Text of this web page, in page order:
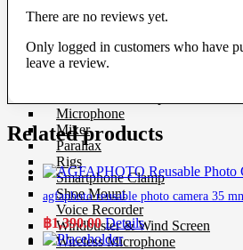
Gimbals & Accessories
Live Streaming Device
Matte Boxes & Accessories
Microphone
Mixer
Parallax
Rigs
Smartphone Clamp
Shoe Mount
Voice Recorder
Windbuster & Wind Screen
Wireless Microphone
There are no reviews yet.
Only logged in customers who have
leave a review.
Related products
agfaphoto reusable photo camera 35
฿1,390.00 Details